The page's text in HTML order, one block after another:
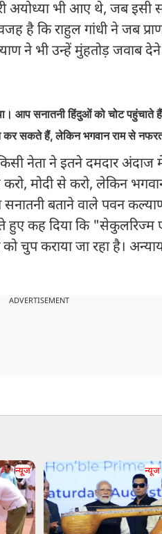
अयोध्या भी आए थे, जब इसी
है कि राहुल गांधी ने जब प्राण
ने भी उन्हें मुंहतोड़ जवाब
आप सनातनी हिंदुओं को चोट पहुंचाते
सकते हैं, लेकिन भगवान राम से
नेता ने इतने दमदार
मोदी से करो, लेकिन
बताने वाले पवन
हुए कह दिया कि "सेकुलरिज्म
चुप कराया जा रहा है।
ADVERTISEMENT
न्यूज न्यूज